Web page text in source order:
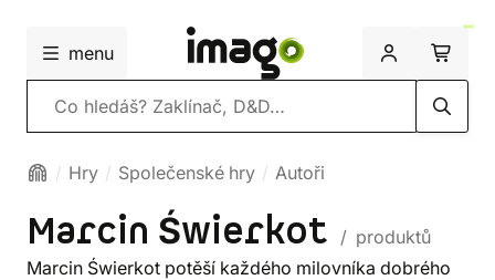
menu
Vyhledávání
Hry Společenské hry Autoři
Marcin Świerkot
/ produktů
Marcin Świerkot potěší každého milovníka dobrého